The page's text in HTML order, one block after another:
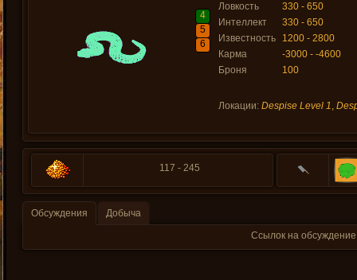
4
5
6
Ловкость
330 - 650
Интеллект
330 - 650
Известность
1200 - 2800
Карма
-3000 - -4600
Броня
100
Локации: Despise Level 1,
117 - 245
Обсуждения
Добыча
Ссылок на